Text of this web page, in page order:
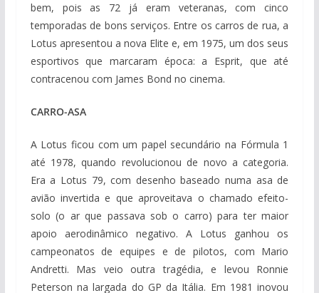
bem, pois as 72 já eram veteranas, com cinco
temporadas de bons serviços. Entre os carros de rua, a
Lotus apresentou a nova Elite e, em 1975, um dos seus
esportivos que marcaram época: a Esprit, que até
contracenou com James Bond no cinema.
CARRO-ASA
A Lotus ficou com um papel secundário na Fórmula 1
até 1978, quando revolucionou de novo a categoria.
Era a Lotus 79, com desenho baseado numa asa de
avião invertida e que aproveitava o chamado efeito-
solo (o ar que passava sob o carro) para ter maior
apoio aerodinâmico negativo. A Lotus ganhou os
campeonatos de equipes e de pilotos, com Mario
Andretti. Mas veio outra tragédia, e levou Ronnie
Peterson na largada do GP da Itália. Em 1981 inovou